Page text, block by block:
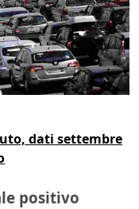
dati settembre
positivo